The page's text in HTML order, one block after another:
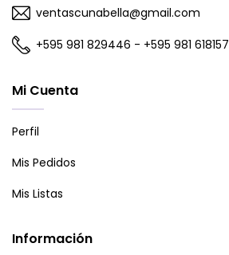
ventascunabella@gmail.com
+595 981 829446 - +595 981 618157
Mi Cuenta
Perfil
Mis Pedidos
Mis Listas
Información